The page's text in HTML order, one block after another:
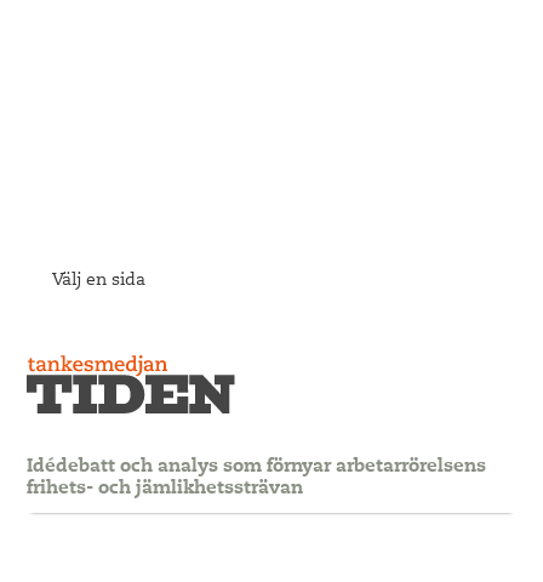
Välj en sida
Idédebatt och analys som förnyar arbetarrörelsens
frihets- och jämlikhetssträvan